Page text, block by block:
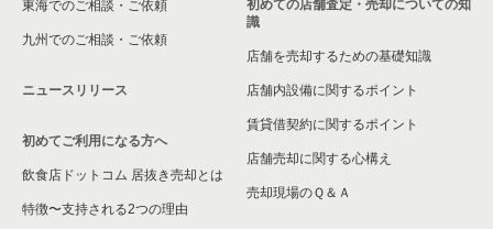
東海でのご相談・ご依頼
九州でのご相談・ご依頼
ニュースリリース
初めてご利用になる方へ
飲食店ドットコム 居抜き売却とは
特徴〜支持される2つの理由
初めての店舗査定・売却についての知
識
店舗を売却するための基礎知識
店舗内設備に関するポイント
賃貸借契約に関するポイント
店舗売却に関する心構え
売却現場のＱ＆Ａ